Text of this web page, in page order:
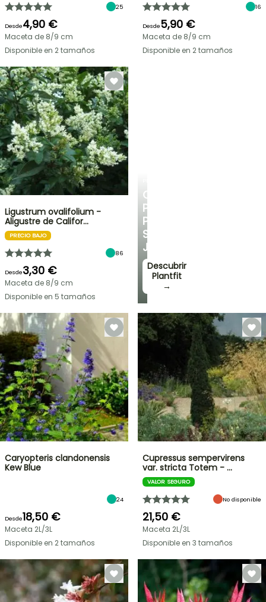
CONSEJOS
PERSONALIZADOS
PARA
SU
JARDÍN
Descubrir
Plantfit
→
25
Desde4,90 €
Maceta de 8/9 cm
Disponible en 2 tamaños
16
Desde5,90 €
Maceta de 8/9 cm
Disponible en 2 tamaños
Ligustrum ovalifolium -
Aligustre de Califor…
PRECIO BAJO
86
Desde3,30 €
Maceta de 8/9 cm
Disponible en 5 tamaños
Caryopteris clandonensis
Kew Blue
24
Desde18,50 €
Maceta 2L/3L
Disponible en 2 tamaños
Cupressus sempervirens
var. stricta Totem - …
VALOR SEGURO
No disponible
21,50 €
Maceta 2L/3L
Disponible en 3 tamaños